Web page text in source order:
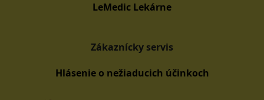
LeMedic Lekárne
Zákaznícky servis
Hlásenie o nežiaducich účinkoch